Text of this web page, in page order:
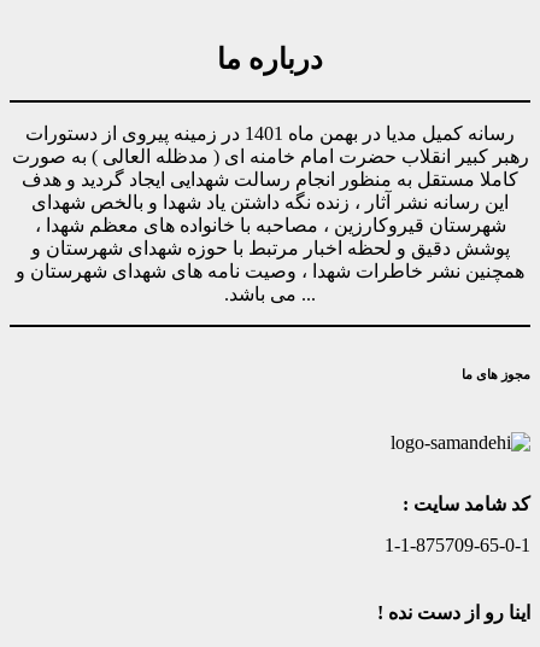
درباره ما
رسانه کمیل مدیا در بهمن ماه 1401 در زمینه پیروی از دستورات
رهبر کبیر انقلاب حضرت امام خامنه ای ( مدظله العالی ) به صورت
کاملا مستقل به منظور انجام رسالت شهدایی ایجاد گردید و هدف
این رسانه نشر آثار ، زنده نگه داشتن یاد شهدا و بالخص شهدای
شهرستان قیروکارزین ، مصاحبه با خانواده های معظم شهدا ،
پوشش دقیق و لحظه اخبار مرتبط با حوزه شهدای شهرستان و
همچنین نشر خاطرات شهدا ، وصیت نامه های شهدای شهرستان و
... می باشد.
مجوز های ما
کد شامد سایت :
1-1-875709-65-0-1
اینا رو از دست نده !